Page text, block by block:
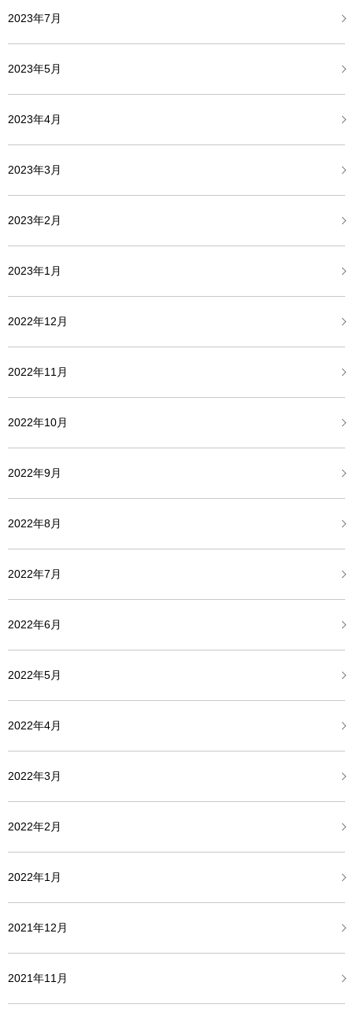
2023年7月
2023年5月
2023年4月
2023年3月
2023年2月
2023年1月
2022年12月
2022年11月
2022年10月
2022年9月
2022年8月
2022年7月
2022年6月
2022年5月
2022年4月
2022年3月
2022年2月
2022年1月
2021年12月
2021年11月